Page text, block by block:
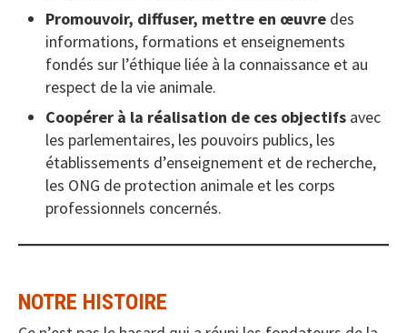
Promouvoir, diffuser, mettre en œuvre des
informations, formations et enseignements
fondés sur l’éthique liée à la connaissance et au
respect de la vie animale.
Coopérer à la réalisation de ces objectifs avec
les parlementaires, les pouvoirs publics, les
établissements d’enseignement et de recherche,
les ONG de protection animale et les corps
professionnels concernés.
NOTRE HISTOIRE